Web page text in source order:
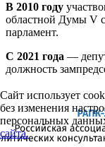
В 2010 году
областной Думы V
парламент.
С 2021 года —
должность
Сайт использует
без изменения
персональных
сайта.